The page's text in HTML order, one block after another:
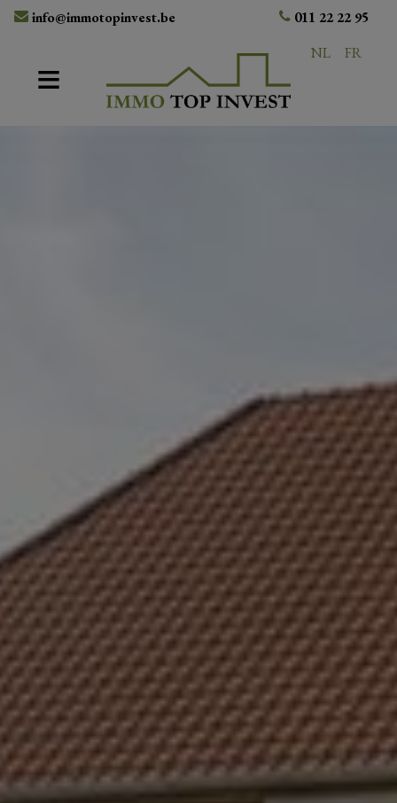
info@immotopinvest.be
011 22 22 95
NL
FR